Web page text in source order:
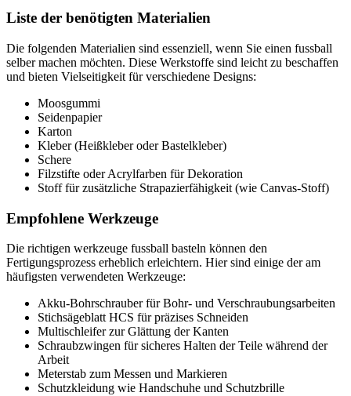
Liste der benötigten Materialien
Die folgenden Materialien sind essenziell, wenn Sie einen fussball
selber machen möchten. Diese Werkstoffe sind leicht zu beschaffen
und bieten Vielseitigkeit für verschiedene Designs:
Moosgummi
Seidenpapier
Karton
Kleber (Heißkleber oder Bastelkleber)
Schere
Filzstifte oder Acrylfarben für Dekoration
Stoff für zusätzliche Strapazierfähigkeit (wie Canvas-Stoff)
Empfohlene Werkzeuge
Die richtigen werkzeuge fussball basteln können den
Fertigungsprozess erheblich erleichtern. Hier sind einige der am
häufigsten verwendeten Werkzeuge:
Akku-Bohrschrauber für Bohr- und Verschraubungsarbeiten
Stichsägeblatt HCS für präzises Schneiden
Multischleifer zur Glättung der Kanten
Schraubzwingen für sicheres Halten der Teile während der
Arbeit
Meterstab zum Messen und Markieren
Schutzkleidung wie Handschuhe und Schutzbrille